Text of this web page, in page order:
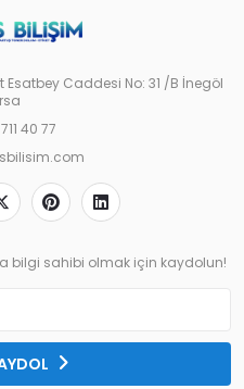
Caddesi No: 31 /B İnegöl
40 77
bilgi sahibi olmak için kaydolun!